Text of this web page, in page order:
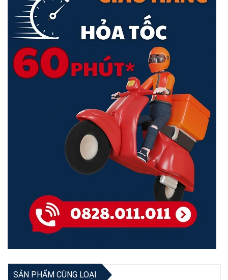
SẢN PHẨM CÙNG LOẠI